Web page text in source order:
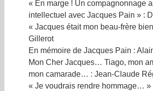
« En marge ! Un compagnonnage
intellectuel avec Jacques Pain » :
« Jacques était mon beau-frère
Gillerot
En mémoire de Jacques Pain :
Mon Cher Jacques… Tiago, mon
mon camarade… : Jean-Claude
« Je voudrais rendre hommage… »